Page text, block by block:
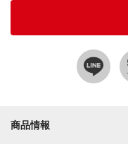
商品情報